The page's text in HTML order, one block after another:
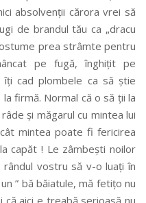
absolvenții cărora vrei să
de brandul tău ca „dracu
prea strâmte pentru
pe fugă, înghițit pe
îți cad plombele ca să știe
firmă. Normal că o să ții la
și măgarul cu mintea lui
mintea poate fi fericirea
capăt ! Le zâmbești noilor
vostru să v-o luați în
” bă băiatule, mă fetițo nu
aici e treabă serioasă nu